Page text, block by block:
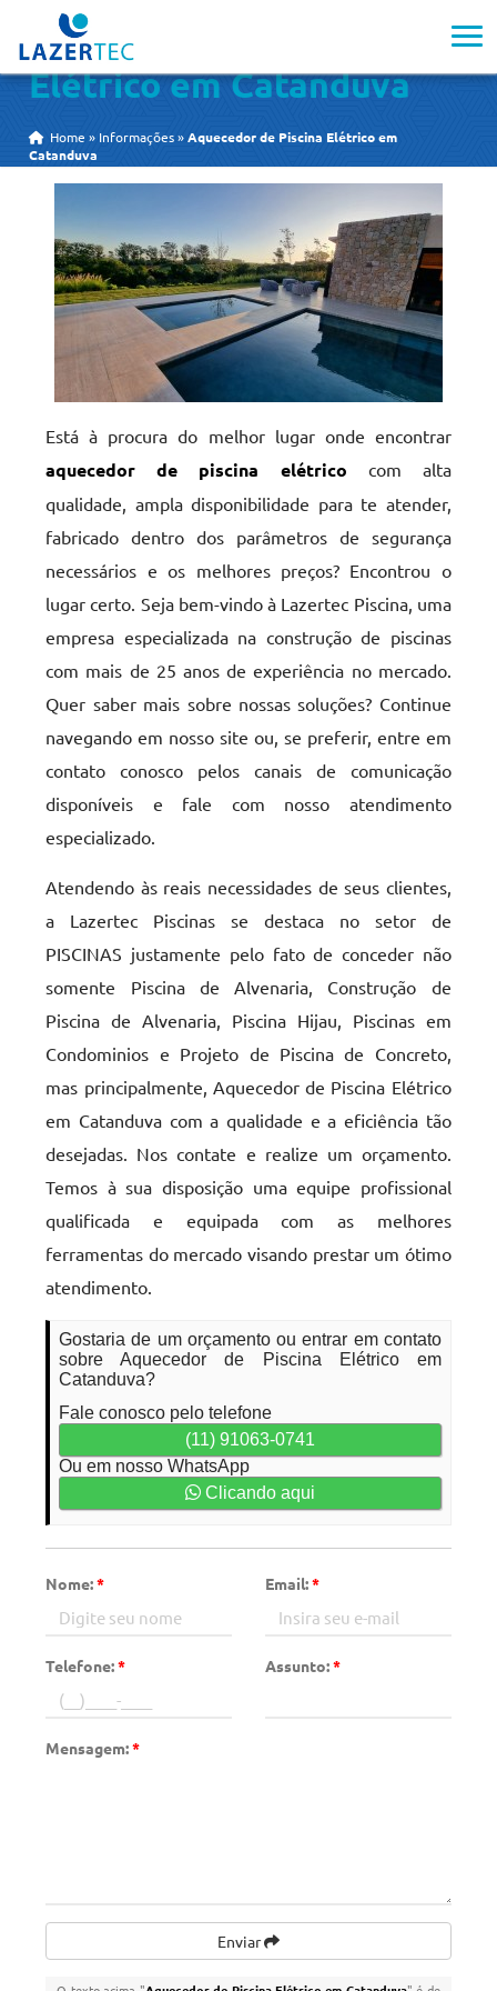
Aquecedor de Piscina
Elétrico em Catanduva
Home » Informações »Aquecedor de Piscina Elétrico em
Catanduva
Está à procura do melhor lugar onde encontrar
aquecedor de piscina elétrico com alta
qualidade, ampla disponibilidade para te atender,
fabricado dentro dos parâmetros de segurança
necessários e os melhores preços? Encontrou o
lugar certo. Seja bem-vindo à Lazertec Piscina, uma
empresa especializada na construção de piscinas
com mais de 25 anos de experiência no mercado.
Quer saber mais sobre nossas soluções? Continue
navegando em nosso site ou, se preferir, entre em
contato conosco pelos canais de comunicação
disponíveis e fale com nosso atendimento
especializado.
Atendendo às reais necessidades de seus clientes,
a Lazertec Piscinas se destaca no setor de
PISCINAS justamente pelo fato de conceder não
somente Piscina de Alvenaria, Construção de
Piscina de Alvenaria, Piscina Hijau, Piscinas em
Condominios e Projeto de Piscina de Concreto,
mas principalmente, Aquecedor de Piscina Elétrico
em Catanduva com a qualidade e a eficiência tão
desejadas. Nos contate e realize um orçamento.
Temos à sua disposição uma equipe profissional
qualificada e equipada com as melhores
ferramentas do mercado visando prestar um ótimo
atendimento.
Gostaria de um orçamento ou entrar em contato
sobre Aquecedor de Piscina Elétrico em
Catanduva?
Fale conosco pelo telefone
(11) 91063-0741
Ou em nosso WhatsApp
Clicando aqui
Nome:* Email:*
Telefone:* Assunto:*
Mensagem:*
Enviar